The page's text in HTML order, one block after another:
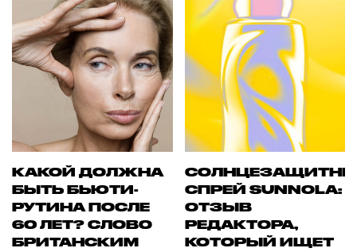
КАКОЙ ДОЛЖНА
БЫТЬ БЬЮТИ-
РУТИНА ПОСЛЕ
60 ЛЕТ? СЛОВО
БРИТАНСКИМ
СПРЕЙ SUNNOLA:
ОТЗЫВ
РЕДАКТОРА,
КОТОРЫЙ ИЩЕТ